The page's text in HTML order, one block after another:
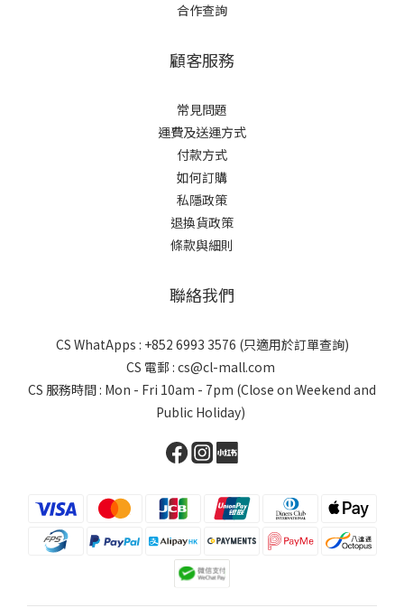
合作查詢
顧客服務
常見問題
運費及送運方式
付款方式
如何訂購
私隱政策
退換貨政策
條款與細則
聯絡我們
CS WhatApps : +852 6993 3576 (只適用於訂單查詢)
CS 電郵 : cs@cl-mall.com
CS 服務時間 : Mon - Fri 10am - 7pm (Close on Weekend and
Public Holiday)